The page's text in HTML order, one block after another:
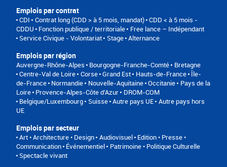
Emplois par contrat
CDI Contrat long (CDD > à 5 mois, mandat) CDD < à 5 mois -
CDDU
Fonction publique / territoriale
Free lance – Indépendant
Service Civique - Volontariat
Stage Alternance
Emplois par région
Auvergne-Rhône-Alpes Bourgogne-Franche-Comté
Bretagne
Centre-Val de Loire Corse Grand Est Hauts-de-France Île-
de-France Normandie Nouvelle-Aquitaine Occitanie
Pays de la
Loire Provence-Alpes-Côte d'Azur
DROM-COM
Belgique/Luxembourg
Suisse Autre pays UE Autre pays hors
UE
Emplois par secteur
Art • Architecture • Design Audiovisuel Edition • Presse •
Communication Événementiel
Patrimoine • Politique Culturelle
Spectacle vivant